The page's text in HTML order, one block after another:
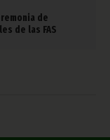
de
de las FAS